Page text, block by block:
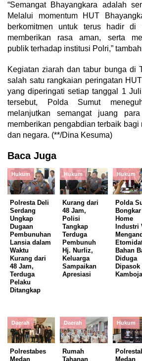
“Semangat Bhayangkara adalah
Melalui momentum HUT
berkomitmen untuk terus hadir di
memberikan rasa aman, serta
publik terhadap institusi Polri,”
Kegiatan ziarah dan tabur bunga di
salah satu rangkaian peringatan
yang diperingati setiap tanggal 1
tersebut, Polda Sumut
melanjutkan semangat juang
memberikan pengabdian terbaik bagi
dan negara. (**/Dina Kesuma)
Baca Juga
Hukum
Polresta Deli
Serdang
Ungkap
Dugaan
Pembunuhan
Lansia dalam
Waktu
Kurang dari
48 Jam,
Terduga
Pelaku
Ditangkap
Hukum
Kurang dari
48 Jam,
Polisi
Tangkap
Terduga
Pembunuh
Hj. Nurliz,
Keluarga
Sampaikan
Apresiasi
Hukum
Polda
Bongkar
Home
Industri
Bahan
Diduga
Dipasok
Kamboja
Daerah
Polrestabes
Medan
Daerah
Rumah
Tahanan
Hukum
Medan